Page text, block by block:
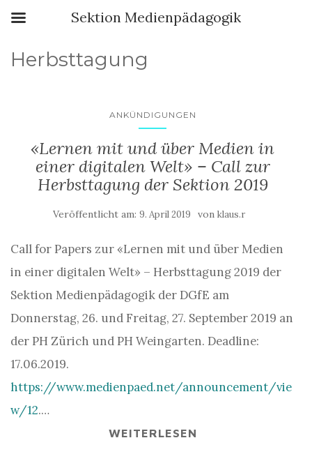
Herbsttagung
ANKÜNDIGUNGEN
«Lernen mit und über Medien in
einer digitalen Welt» – Call zur
Herbsttagung der Sektion 2019
Veröffentlicht am: 9. April 2019 von klaus.r
Call for Papers zur «Lernen mit und über Medien
in einer digitalen Welt» – Herbsttagung 2019 der
Sektion Medienpädagogik der DGfE am
Donnerstag, 26. und Freitag, 27. September 2019 an
der PH Zürich und PH Weingarten. Deadline:
17.06.2019.
https://www.medienpaed.net/announcement/vie
w/12.…
WEITERLESEN
Sektion Medienpädagogik